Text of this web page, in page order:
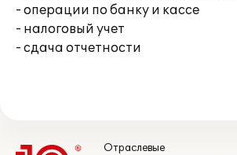
- операции по банку и кассе
- налоговый учет
- сдача отчетности
Отраслевые